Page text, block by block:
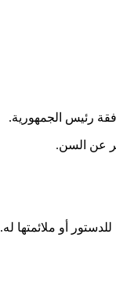
رئيس الجمهورية.
عن السن.
أو ملائمتها له.